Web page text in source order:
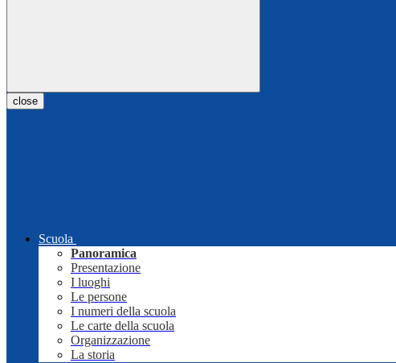
close
Scuola
Panoramica
Presentazione
I luoghi
Le persone
I numeri della scuola
Le carte della scuola
Organizzazione
La storia